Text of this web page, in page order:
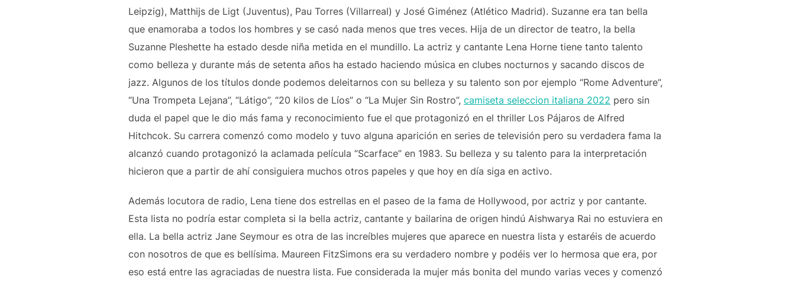
Leipzig), Matthijs de Ligt (Juventus), Pau Torres (Villarreal) y José Giménez (Atlético Madrid). Suzanne era tan bella
que enamoraba a todos los hombres y se casó nada menos que tres veces. Hija de un director de teatro, la bella
Suzanne Pleshette ha estado desde niña metida en el mundillo. La actriz y cantante Lena Horne tiene tanto talento
como belleza y durante más de setenta años ha estado haciendo música en clubes nocturnos y sacando discos de
jazz. Algunos de los títulos donde podemos deleitarnos con su belleza y su talento son por ejemplo “Rome Adventure”,
“Una Trompeta Lejana”, “Látigo”, “20 kilos de Líos” o “La Mujer Sin Rostro”, camiseta seleccion italiana 2022 pero sin
duda el papel que le dio más fama y reconocimiento fue el que protagonizó en el thriller Los Pájaros de Alfred
Hitchcok. Su carrera comenzó como modelo y tuvo alguna aparición en series de televisión pero su verdadera fama la
alcanzó cuando protagonizó la aclamada película “Scarface” en 1983. Su belleza y su talento para la interpretación
hicieron que a partir de ahí consiguiera muchos otros papeles y que hoy en día siga en activo.
Además locutora de radio, Lena tiene dos estrellas en el paseo de la fama de Hollywood, por actriz y por cantante.
Esta lista no podría estar completa si la bella actriz, cantante y bailarina de origen hindú Aishwarya Rai no estuviera en
ella. La bella actriz Jane Seymour es otra de las increíbles mujeres que aparece en nuestra lista y estaréis de acuerdo
con nosotros de que es bellísima. Maureen FitzSimons era su verdadero nombre y podéis ver lo hermosa que era, por
eso está entre las agraciadas de nuestra lista. Fue considerada la mujer más bonita del mundo varias veces y comenzó